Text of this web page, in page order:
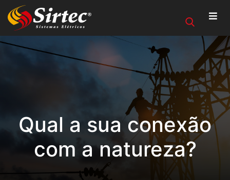
Qual a sua conexão
com a natureza?